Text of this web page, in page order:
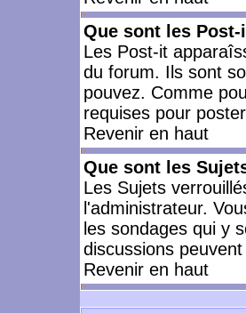
Que sont les Post-
Les Post-it
du forum. Ils sont
pouvez. Comme
requises pour
Revenir en haut
Que sont les
Les Sujets
l'administrateur.
les sondages qui y
discussions
Revenir en haut